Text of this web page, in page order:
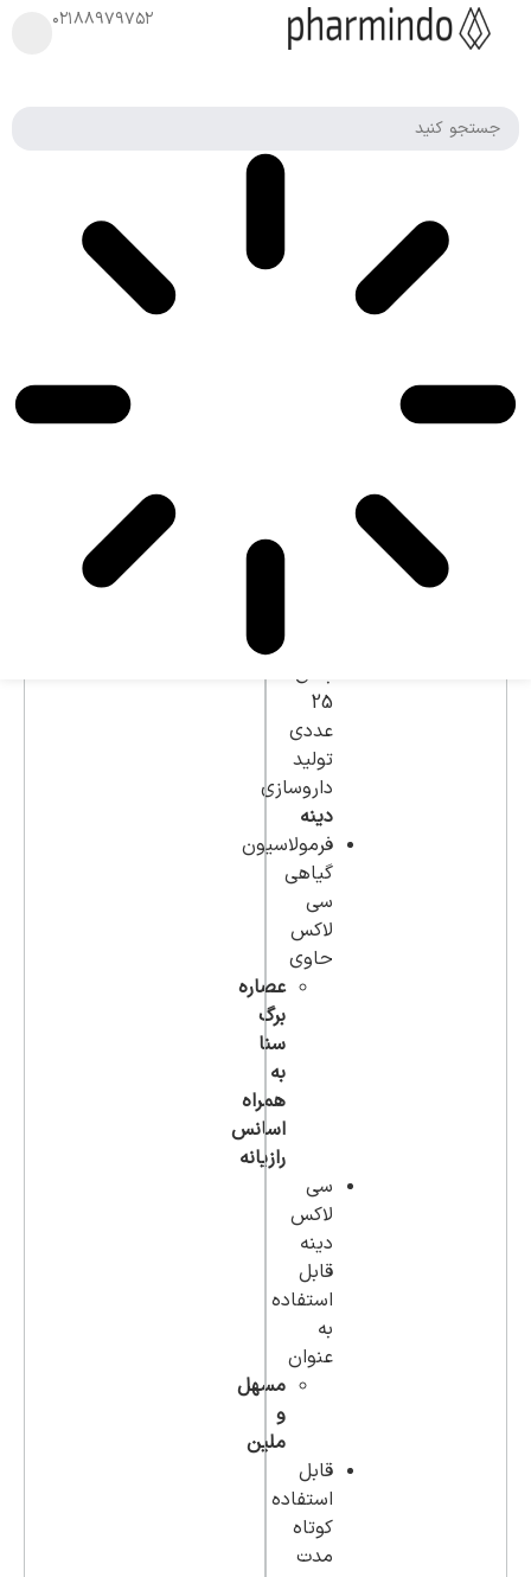
۰۲۱۸۸۹۷۹۷۵۲
قرص
سی
ویژگی های این
محصول
بندی
25
عددی
تولید
داروسازی
دینه
فرمولاسیون
گیاهی
سی
لاکس
حاوی
عصاره
برگ
سنا
به
همراه
اسانس
رازیانه
سی
لاکس
دینه
قابل
استفاده
به
عنوان
مسهل
و
ملین
قابل
استفاده
کوتاه
مدت
تومان
رضایت از کالا |
عالی